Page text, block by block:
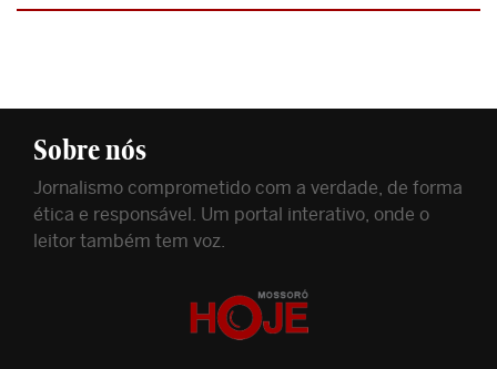
Sobre nós
Jornalismo comprometido com a verdade, de forma
ética e responsável. Um portal interativo, onde o
leitor também tem voz.